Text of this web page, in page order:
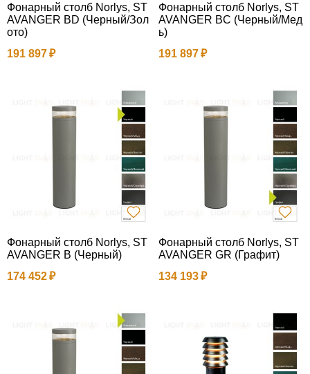
Фонарный столб Norlys, ST
AVANGER BD (Черный/Зол
ото)
191 897
Фонарный столб Norlys, ST
AVANGER BC (Черный/Мед
ь)
191 897
Фонарный столб Norlys, ST
AVANGER B (Черный)
174 452
Фонарный столб Norlys, ST
AVANGER GR (Графит)
134 193